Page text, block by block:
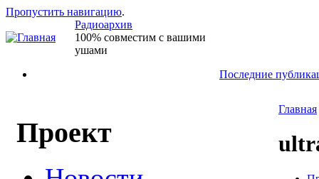
Пропустить навигацию.
Радиоархив
100% совместим с вашими
ушами
Последние
Проект
Главная